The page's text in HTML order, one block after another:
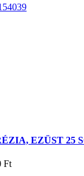
EZÜST 25
Ft